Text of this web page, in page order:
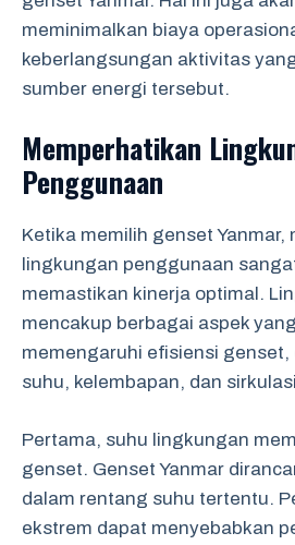
meminimalkan biaya
keberlangsungan aktivitas
sumber energi tersebut.
Memperhatikan
Penggunaan
Ketika memilih genset Yanmar,
lingkungan penggunaan
memastikan kinerja optimal.
mencakup berbagai aspek
memengaruhi efisiensi genset,
suhu, kelembapan, dan
Pertama, suhu lingkungan
genset. Genset Yanmar
dalam rentang suhu tertentu.
ekstrem dapat menyebabkan